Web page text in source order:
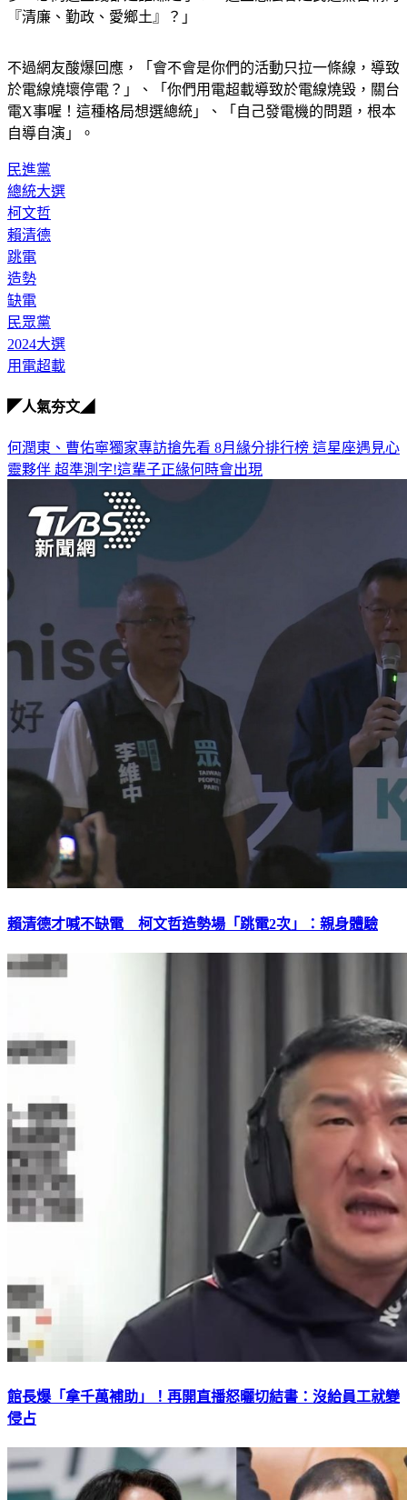
『清廉、勤政、愛鄉土』？」
不過網友酸爆回應，「會不會是你們的活動只拉一條線，導致
於電線燒壞停電？」、「你們用電超載導致於電線燒毀，關台
電X事喔！這種格局想選總統」、「自己發電機的問題，根本
自導自演」。
民進黨
總統大選
柯文哲
賴清德
跳電
造勢
缺電
民眾黨
2024大選
用電超載
◤人氣夯文◢
何潤東、曹佑寧獨家專訪搶先看 8月緣分排行榜 這星座遇見心
靈夥伴 超準測字!這輩子正緣何時會出現
賴清德才喊不缺電 柯文哲造勢場「跳電2次」：親身體驗
館長爆「拿千萬補助」！再開直播怒曬切結書：沒給員工就變
侵占